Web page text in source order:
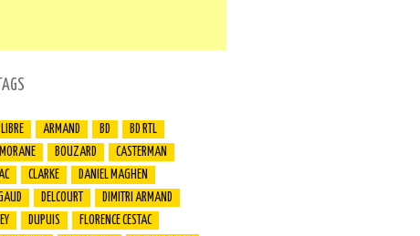
TAGS
ARMAND BD
BD RTL
BOUZARD
CASTERMAN
CLARKE
DANIEL MAGHEN
DELCOURT
DIMITRI ARMAND
DUPUIS
FLORENCE CESTAC